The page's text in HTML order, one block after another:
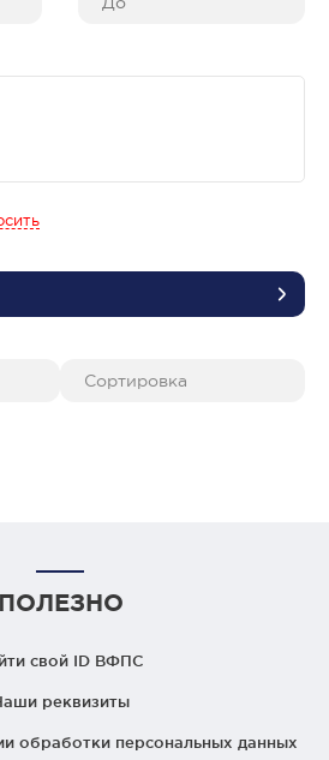
ПОЛЕЗНО
свой ID ВФПС
реквизиты
обработки персональных данных